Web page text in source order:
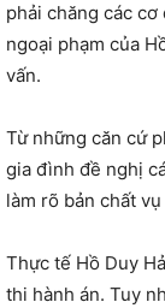
phải chăng các
ngoại phạm của
vấn.
Từ những căn cứ
gia đình đề nghị
làm rõ bản chất vụ
Thực tế Hồ Duy
thi hành án. Tuy